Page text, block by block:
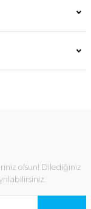
olsun! Dilediğiniz